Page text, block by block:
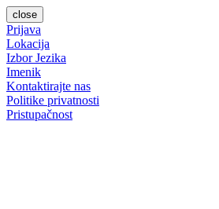
close
Prijava
Lokacija
Izbor Jezika
Imenik
Kontaktirajte nas
Politike privatnosti
Pristupačnost